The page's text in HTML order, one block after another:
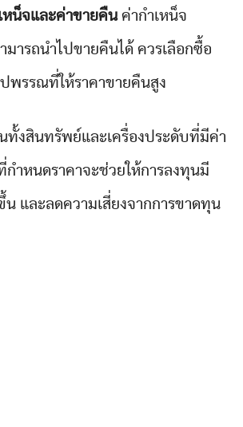
หน็จและค่าขายคืนค่ากำเหน็จ
ารถนำไปขายคืนได้ ควรเลือกซื้อ
พรรณที่ให้ราคาขายคืนสูง
ทั้งสินทรัพย์และเครื่องประดับที่มีค่า
กำหนดราคาจะช่วยให้การลงทุนมี
และลดความเสี่ยงจากการขาดทุน